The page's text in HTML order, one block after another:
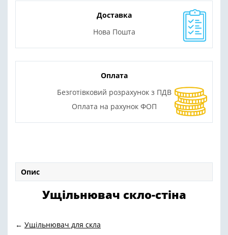
Доставка
Нова Пошта
Оплата
Безготівковий розрахунок з ПДВ
Оплата на рахунок ФОП
Опис
Ущільнювач скло-стіна
← Ущільнювач для скла